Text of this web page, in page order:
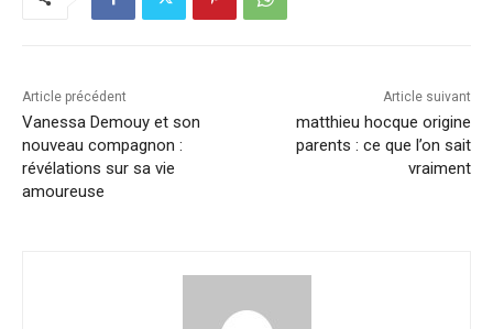
Article précédent
Vanessa Demouy et son
nouveau compagnon :
révélations sur sa vie
amoureuse
Article suivant
matthieu hocque origine
parents : ce que l’on sait
vraiment